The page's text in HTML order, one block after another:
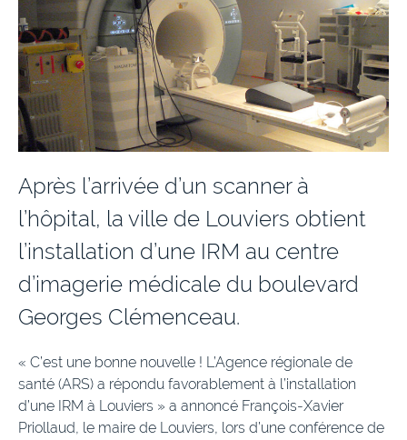
Après l’arrivée d’un scanner à
l’hôpital, la ville de Louviers obtient
l’installation d’une IRM au centre
d’imagerie médicale du boulevard
Georges Clémenceau.
« C’est une bonne nouvelle ! L’Agence régionale de
santé (ARS) a répondu favorablement à l’installation
d’une IRM à Louviers » a annoncé François-Xavier
Priollaud, le maire de Louviers, lors d’une conférence de